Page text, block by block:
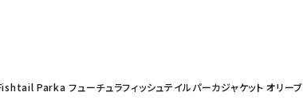
Parka フューチュラフィッシュテイルパーカジャケット オリーブ